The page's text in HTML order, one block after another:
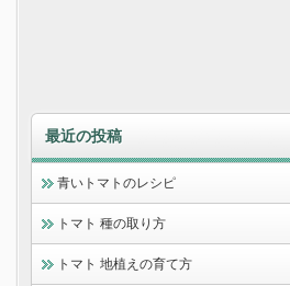
最近の投稿
青いトマトのレシピ
トマト 種の取り方
トマト 地植えの育て方